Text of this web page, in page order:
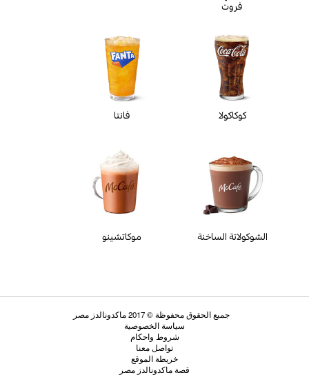
فروت
كوكاكولا فانتا
الشوكولاتة الساخنة موكاتشينو
سياسة الخصوصية
شروط واحكام
تواصل معنا
خريطة الموقع
قصة ماكدونالدز مصر